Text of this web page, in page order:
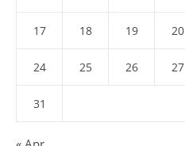
17 18 19 20
24 25 26 27
31